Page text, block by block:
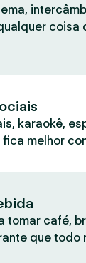
coisa
karaokê,
melhor
tomar café,
que todo